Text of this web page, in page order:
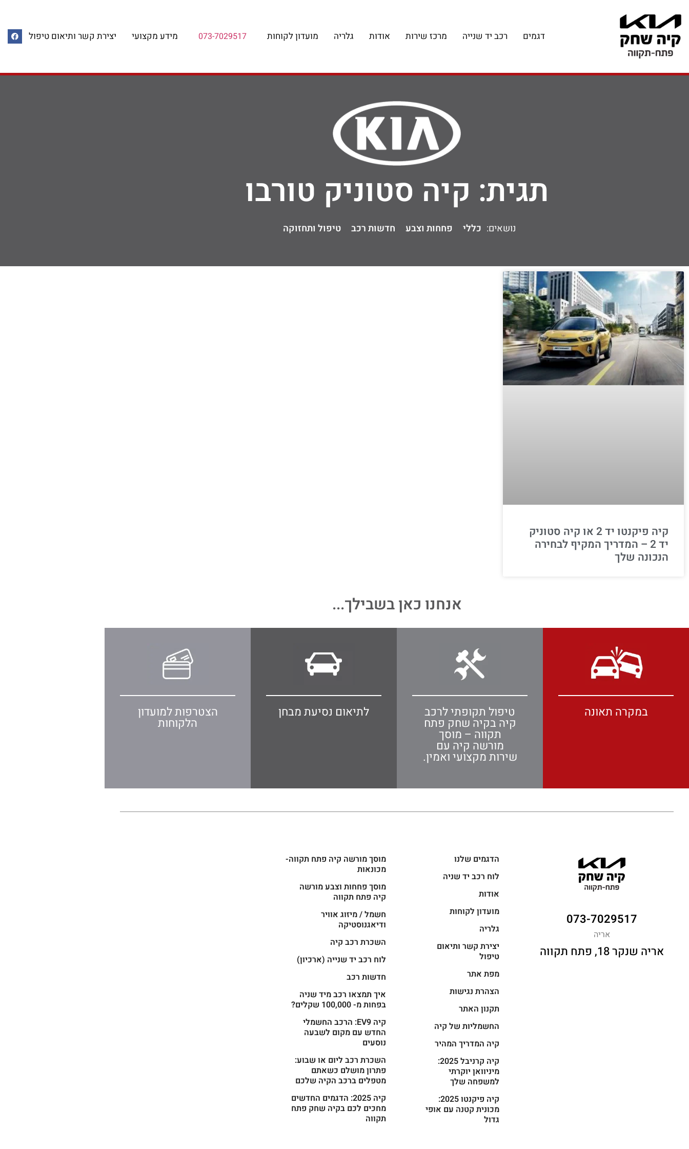
דגמים רכב יד שנייה מרכז שירות אודות גלריה מועדון לקוחות 073-7029517 מידע מקצועי יצירת קשר ותיאום טיפול
תגית: קיה סטוניק טורבו
נושאים: כללי פחחות וצבע חדשות רכב טיפול ותחזוקה
קיה פיקנטו יד 2 או קיה סטוניק
יד 2 – המדריך המקיף לבחירה
הנכונה שלך
אנחנו כאן בשבילך...
במקרה תאונה טיפול תקופתי לרכב
קיה בקיה שחק פתח
תקווה – מוסך
מורשה קיה עם
שירות מקצועי ואמין.
לתיאום נסיעת מבחן הצטרפות למועדון
הלקוחות
073-7029517
אריה
אריה שנקר 18, פתח תקווה
הדגמים שלנו
לוח רכב יד שניה
אודות
מועדון לקוחות
גלריה
יצירת קשר ותיאום
טיפול
מפת אתר
הצהרת נגישות
תקנון האתר
החשמליות של קיה
קיה המדריך המהיר
קיה קרניבל 2025:
מיניוואן יוקרתי
למשפחה שלך
קיה פיקנטו 2025:
מכונית קטנה עם אופי
גדול
מוסך מורשה קיה פתח תקווה-
מכונאות
מוסך פחחות וצבע מורשה
קיה פתח תקווה
חשמל / מיזוג אוויר
ודיאגנוסטיקה
השכרת רכב קיה
לוח רכב יד שנייה (ארכיון)
חדשות רכב
איך תמצאו רכב מיד שניה
בפחות מ- 100,000 שקלים?
קיה EV9: הרכב החשמלי
החדש עם מקום לשבעה
נוסעים
השכרת רכב ליום או שבוע:
פתרון מושלם כשאתם
מטפלים ברכב הקיה שלכם
קיה 2025: הדגמים החדשים
מחכים לכם בקיה שחק פתח
תקווה